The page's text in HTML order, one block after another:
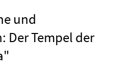
und
Der Tempel der